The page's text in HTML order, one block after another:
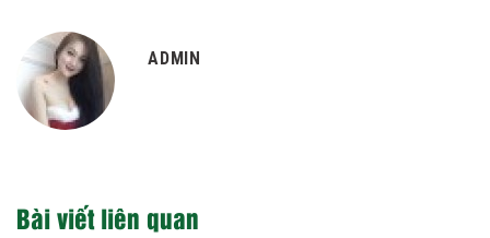
ADMIN
Bài viết liên quan